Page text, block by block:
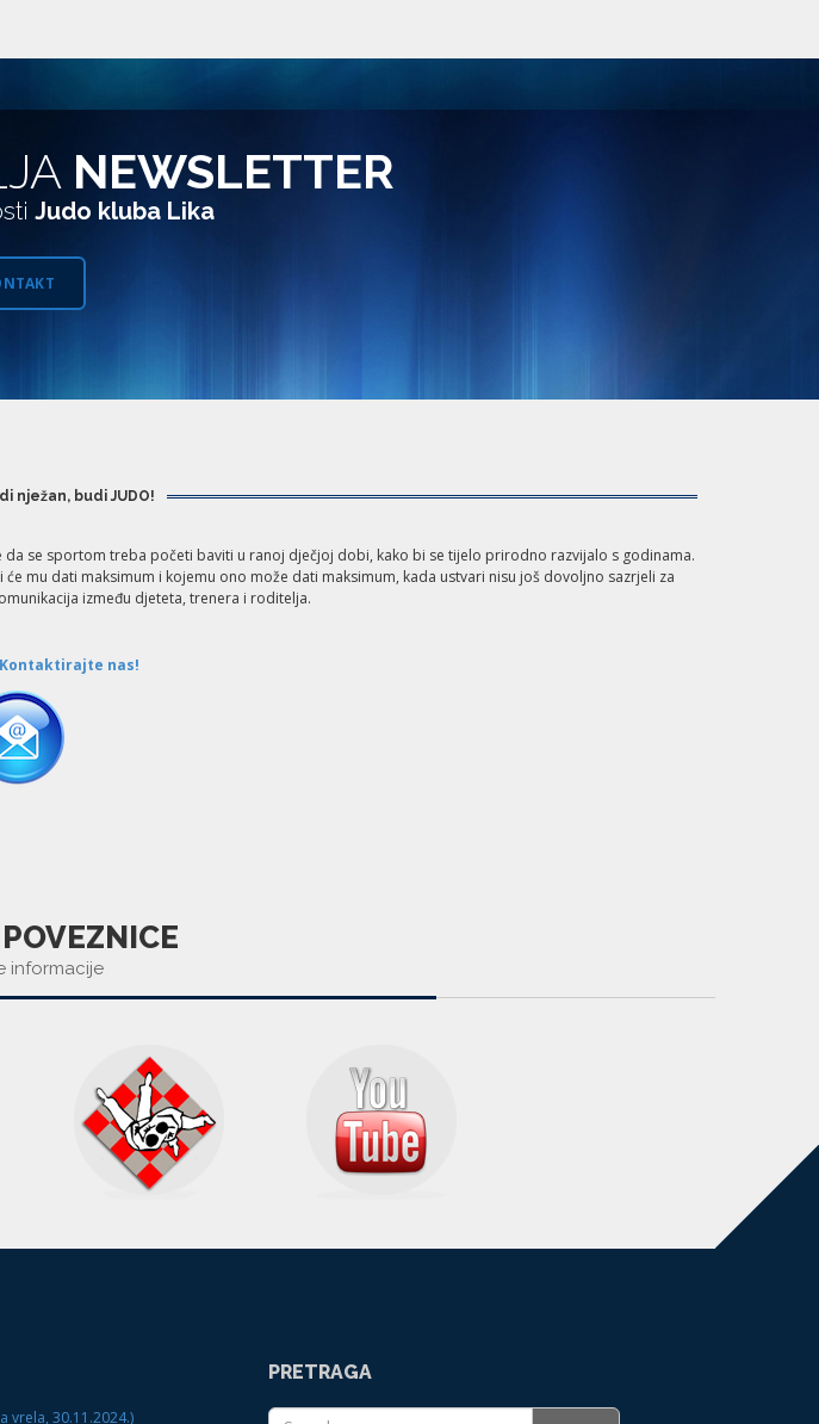
NEWSLETTER
Judo kluba Lika
nježan, budi JUDO!
se sportom treba početi baviti u ranoj dječjoj dobi, kako bi se tijelo prirodno razvijalo s godinama.
mu dati maksimum i kojemu ono može dati maksimum, kada ustvari nisu još dovoljno sazrjeli za
između djeteta, trenera i roditelja.
Kontaktirajte nas!
informacije
vrela, 30.11.2024.)
PRETRAGA